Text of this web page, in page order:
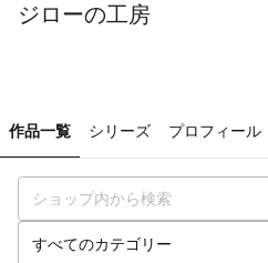
ジローの工房
作品一覧 シリーズ プロフィール